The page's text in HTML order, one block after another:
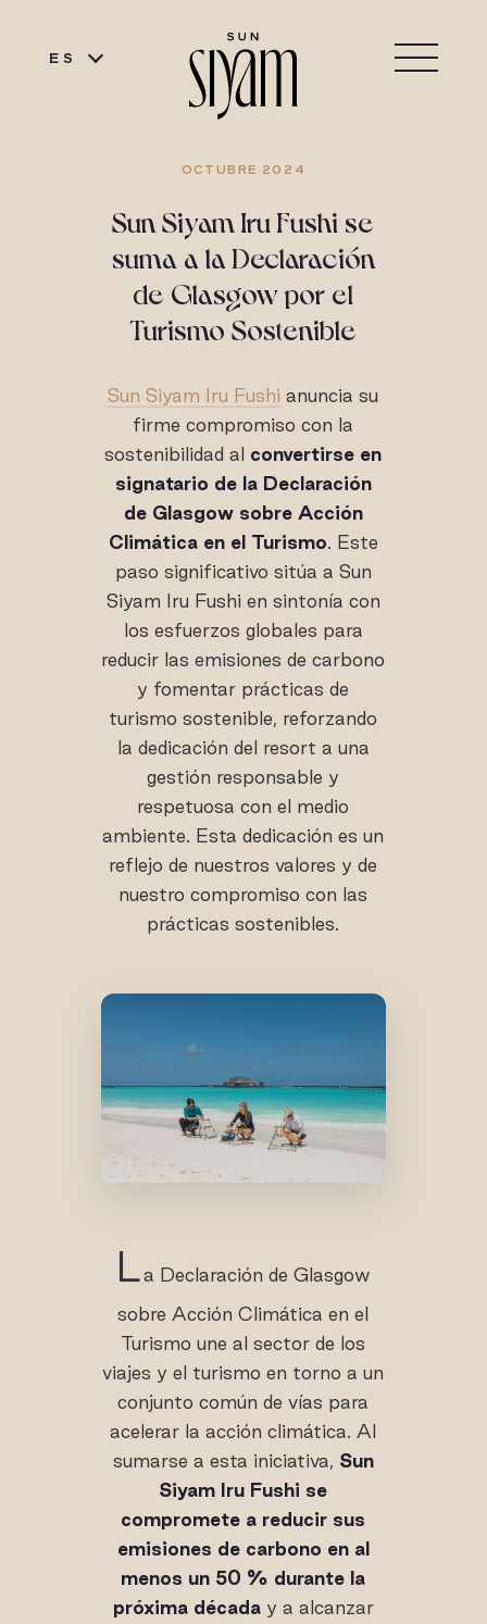
ES
OCTUBRE 2024
Sun Siyam Iru Fushi se
suma a la Declaración
de Glasgow por el
Turismo Sostenible
Sun Siyam Iru Fushi anuncia su
firme compromiso con la
sostenibilidad al convertirse en
signatario de la Declaración
de Glasgow sobre Acción
Climática en el Turismo. Este
paso significativo sitúa a Sun
Siyam Iru Fushi en sintonía con
los esfuerzos globales para
reducir las emisiones de carbono
y fomentar prácticas de
turismo sostenible, reforzando
la dedicación del resort a una
gestión responsable y
respetuosa con el medio
ambiente. Esta dedicación es un
reflejo de nuestros valores y de
nuestro compromiso con las
prácticas sostenibles.
La Declaración de Glasgow
sobre Acción Climática en el
Turismo une al sector de los
viajes y el turismo en torno a un
conjunto común de vías para
acelerar la acción climática. Al
sumarse a esta iniciativa, Sun
Siyam Iru Fushi se
compromete a reducir sus
emisiones de carbono en al
menos un 50 % durante la
próxima décaday a alcanzar